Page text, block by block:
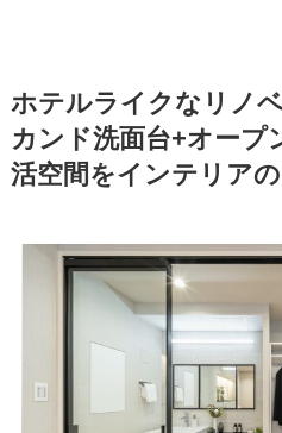
ホテルライクなリノ
カンド洗面台+オープ
活空間をインテリア